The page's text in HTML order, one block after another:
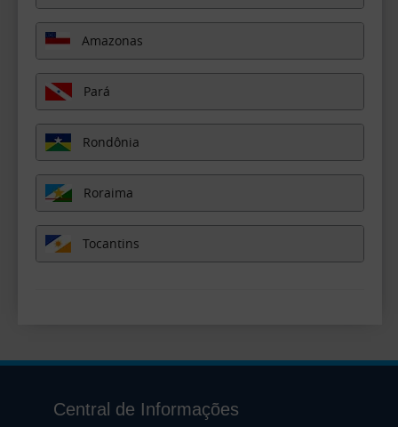
Amazonas
Pará
Rondônia
Roraima
Tocantins
Central de Informações